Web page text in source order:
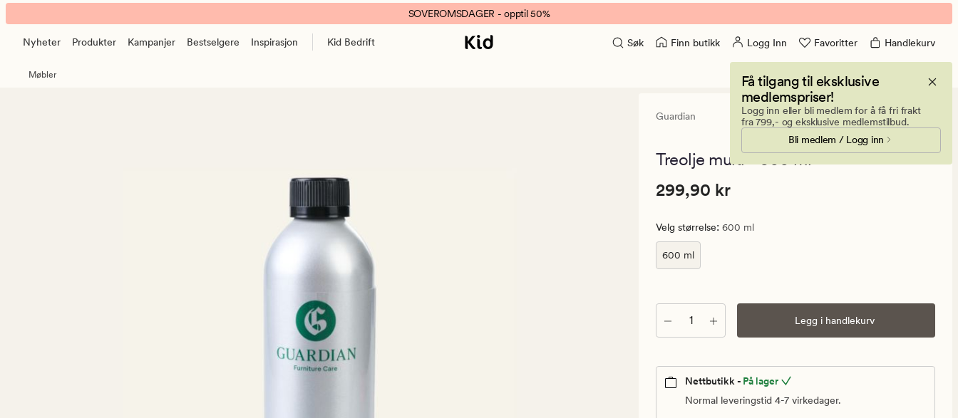
Guardian
Treolje
multi
banner.
Klikk
SOVEROMSDAGER - opptil 50%
Nyheter Produkter Kampanjer Bestselgere Inspirasjon Kid Bedrift Søk Finn butikk Logg Inn Favoritter Handlekurv
Få tilgang til eksklusive
medlemspriser!
Logg inn eller bli medlem for å få fri frakt
fra 799,- og eksklusive medlemstilbud.
Bli medlem / Logg inn
Møbler
Guardian
0
en
0
Treolje multi - 600 ml
Pris
299,90
Vanlig
pris
299,90
Pris 299,90 kr
299,90 kr
Velg størrelse: 600 ml
600 ml
Antall Legg i handlekurv
Nettbutikk - På lager
Normal leveringstid 4-7 virkedager.